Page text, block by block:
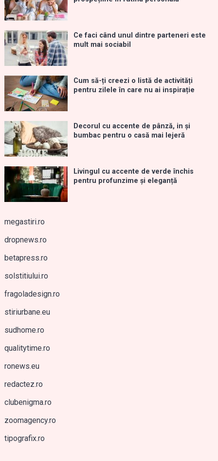
Ce faci când unul dintre parteneri este
mult mai sociabil
Cum să-ți creezi o listă de activități
pentru zilele în care nu ai inspirație
Decorul cu accente de pânză, in și
bumbac pentru o casă mai lejeră
Livingul cu accente de verde închis
pentru profunzime și eleganță
megastiri.ro
dropnews.ro
betapress.ro
solstitiului.ro
fragoladesign.ro
stiriurbane.eu
sudhome.ro
qualitytime.ro
ronews.eu
redactez.ro
clubenigma.ro
zoomagency.ro
tipografix.ro